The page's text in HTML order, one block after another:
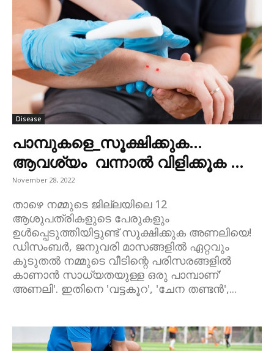
Disease
പാമ്പുകളെ_സൂക്ഷിക്കുക…
ആവശ്യം വന്നാൽ വിളിക്കൂക …
November 28, 2022
താഴെ നമ്മുടെ ജില്ലയിലെ 12
ആശുപത്രികളുടെ പേരുകളും
ഉൾപ്പെടുത്തിയിട്ടുണ്ട് സൂക്ഷിക്കുക അണലിയെ!
ഡിസംബർ, ജനുവരി മാസങ്ങളിൽ ഏറ്റവും
കൂടുതൽ നമ്മുടെ വീടിന്റെ പരിസരങ്ങളിൽ
കാണാൻ സാധ്യതയുള്ള ഒരു പാമ്പാണ്'
അണലി'. ഇതിനെ 'വട്ടകൂറ', 'ചേന തണ്ടൻ',...